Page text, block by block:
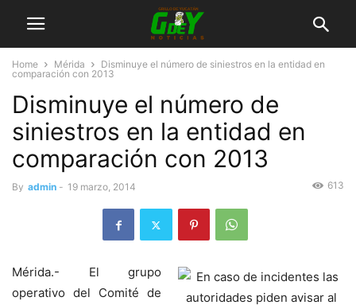
Home Mérida
Disminuye el número de siniestros en la entidad en
comparación con 2013
Disminuye el número de
siniestros en la entidad en
comparación con 2013
By admin - 19 marzo, 2014 613
Mérida.- El grupo
operativo del Comité de